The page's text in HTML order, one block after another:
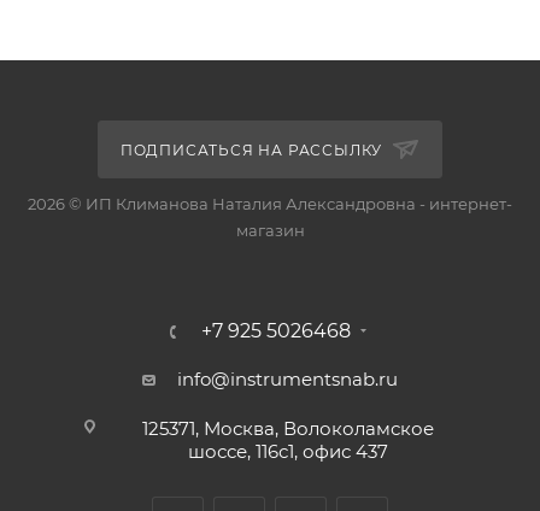
ПОДПИСАТЬСЯ НА РАССЫЛКУ
2026 © ИП Климанова Наталия Александровна - интернет-
магазин
+7 925 5026468
info@instrumentsnab.ru
125371, Москва, Волоколамское
шоссе, 116с1, офис 437